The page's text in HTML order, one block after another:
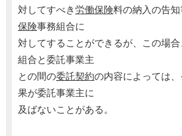
対してすべき労働保険料の納入の告
保険事務組合に
対してすることができるが、この場合
組合と委託事業主
との間の委託契約の内容によっては
果が委託事業主に
及ばないことがある。